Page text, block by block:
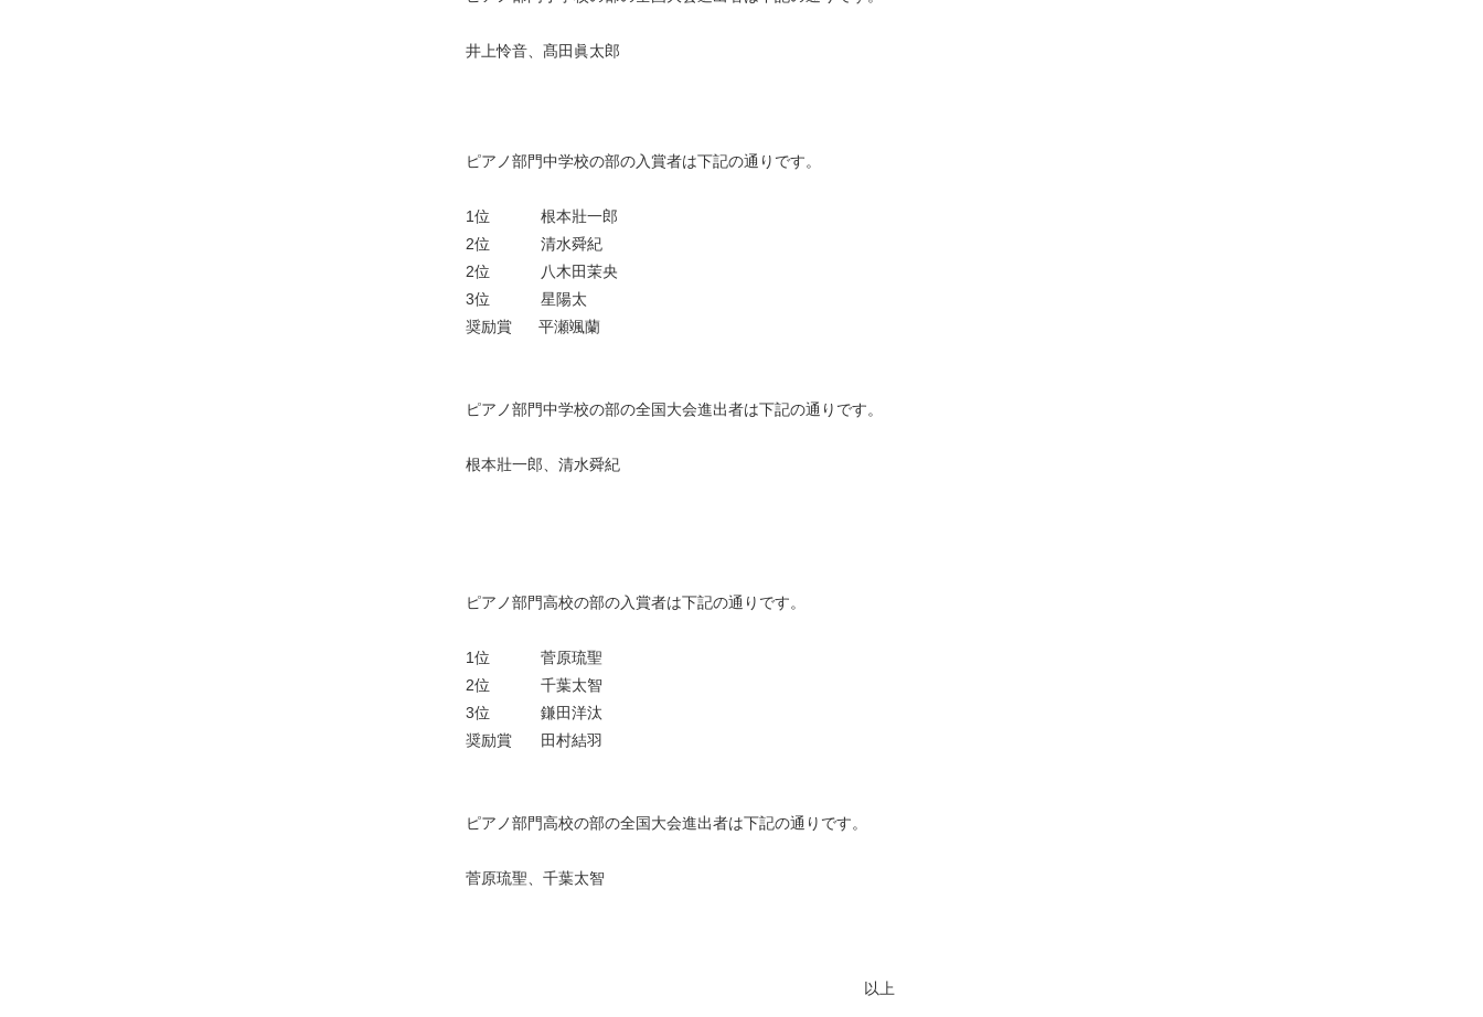
井上怜音、髙田眞太郎
ピアノ部門中学校の部の入賞者は下記の通りです。
1位 根本壯一郎
2位 清水舜紀
2位
八木田茉央
3位 星陽太
奨励賞 平瀬颯蘭
ピアノ部門中学校の部の全国大会進出者は下記の通りです。
根本壯一郎、清水舜紀
ピアノ部門高校の部の入賞者は下記の通りです。
1位 菅原琉聖
2位 千葉太智
3位 鎌田洋汰
奨励賞 田村結羽
ピアノ部門高校の部の全国大会進出者は下記の通りです。
菅原琉聖、 千葉太智
以上